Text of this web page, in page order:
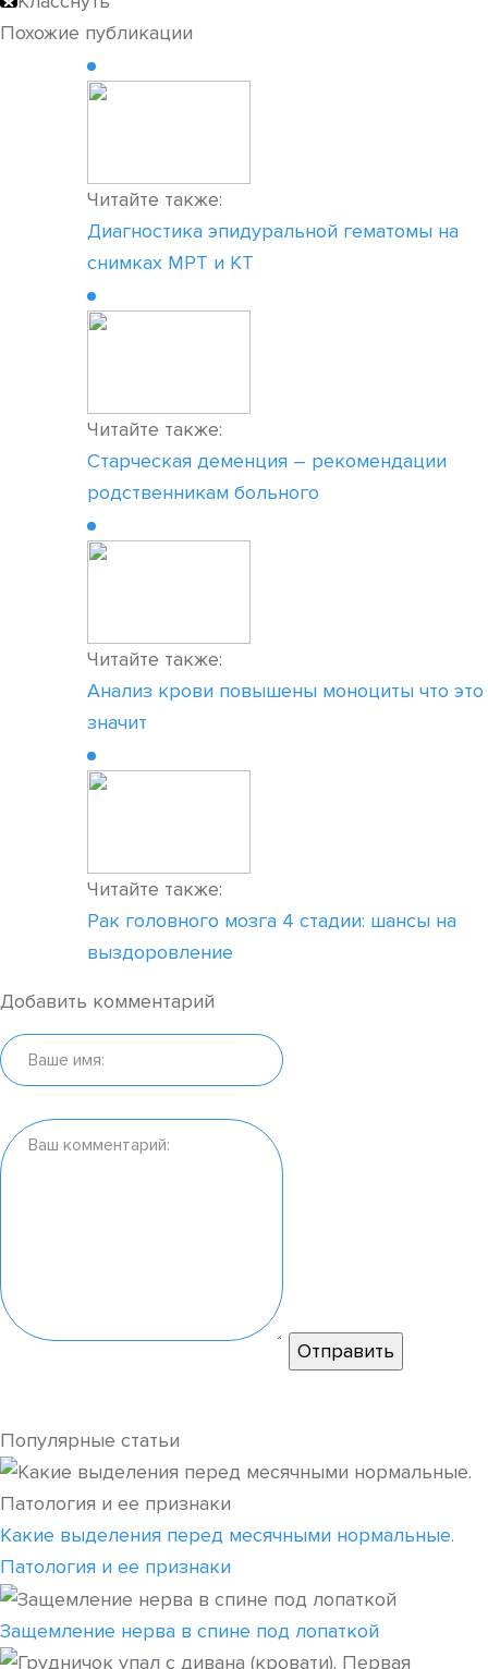
Похожие публикации
Читайте также:
Диагностика эпидуральной гематомы на
снимках МРТ и КТ
Читайте также:
Старческая деменция – рекомендации
родственникам больного
Читайте также:
Анализ крови повышены моноциты что это
значит
Читайте также:
Рак головного мозга 4 стадии: шансы на
выздоровление
Добавить комментарий
Популярные статьи
Какие выделения перед месячными нормальные.
Патология и ее признаки
Защемление нерва в спине под лопаткой